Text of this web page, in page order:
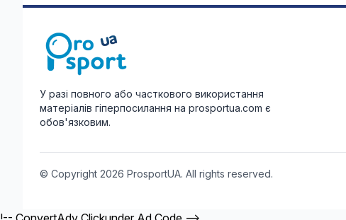
У разі повного або часткового використання
матеріалів гіперпосилання на prosportua.com є
обов'язковим.
© Copyright 2026 ProsportUA. All rights reserved.